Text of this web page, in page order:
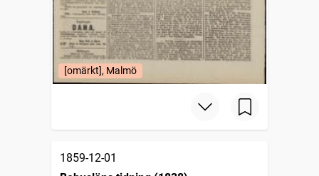
[omärkt], Malmö
1859-12-01